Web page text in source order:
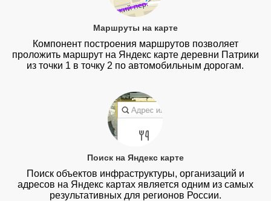
Маршруты на карте
Компонент построения маршрутов позволяет
проложить маршрут на Яндекс карте деревни Патрики
из точки 1 в точку 2 по автомобильным дорогам.
Поиск на Яндекс карте
Поиск объектов инфраструктуры, организаций и
адресов на Яндекс картах является одним из самых
результативных для регионов России.